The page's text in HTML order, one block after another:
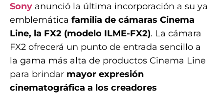
Sony anunció la última incorporación a su ya
emblemática familia de cámaras Cinema
Line, la FX2 (modelo ILME-FX2). La cámara
FX2 ofrecerá un punto de entrada sencillo a
la gama más alta de productos Cinema Line
para brindar mayor expresión
cinematográfica a los creadores